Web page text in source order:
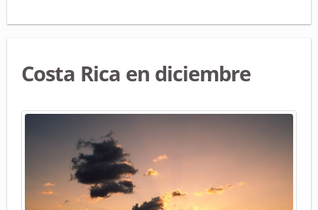
Costa Rica en diciembre